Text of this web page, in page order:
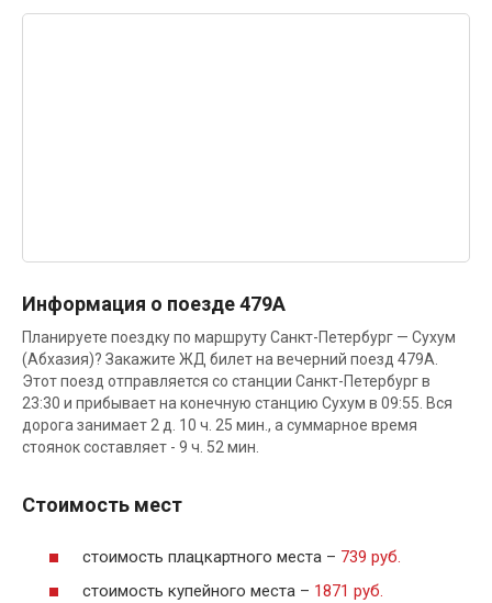
Информация о поезде 479А
Планируете поездку по маршруту Санкт-Петербург — Сухум
(Абхазия)? Закажите ЖД билет на вечерний поезд 479А.
Этот поезд отправляется со станции Санкт-Петербург в
23:30 и прибывает на конечную станцию Сухум в 09:55. Вся
дорога занимает 2 д. 10 ч. 25 мин., а суммарное время
стоянок составляет - 9 ч. 52 мин.
Стоимость мест
стоимость плацкартного места – 739 руб.
стоимость купейного места – 1871 руб.